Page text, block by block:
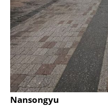
Nansongyu